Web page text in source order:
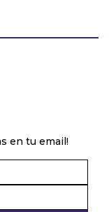
en tu email!